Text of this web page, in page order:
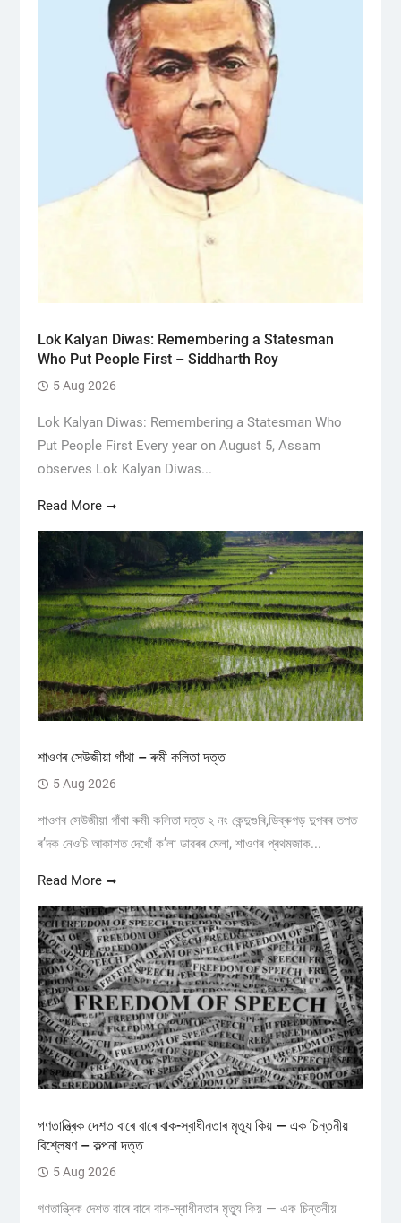
Lok Kalyan Diwas: Remembering a Statesman
Who Put People First – Siddharth Roy
5 Aug 2026
Lok Kalyan Diwas: Remembering a Statesman Who
Put People First Every year on August 5, Assam
observes Lok Kalyan Diwas...
Read More
শাওণৰ সেউজীয়া গাঁথা – ৰুমী কলিতা দত্ত
5 Aug 2026
শাওণৰ সেউজীয়া গাঁথা ৰুমী কলিতা দত্ত ২ নং কেন্দুগুৰি,ডিব্ৰুগড় ​দুপৰৰ তপত
ৰ’দক নেওচি আকাশত দেখোঁ ক’লা ডাৱৰৰ মেলা, শাওণৰ প্ৰথমজাক...
Read More
গণতান্ত্ৰিক দেশত বাৰে বাৰে বাক-স্বাধীনতাৰ মৃত্যু কিয় — এক চিন্তনীয়
বিশ্লেষণ – কল্পনা দত্ত
5 Aug 2026
গণতান্ত্ৰিক দেশত বাৰে বাৰে বাক-স্বাধীনতাৰ মৃত্যু কিয় — এক চিন্তনীয়